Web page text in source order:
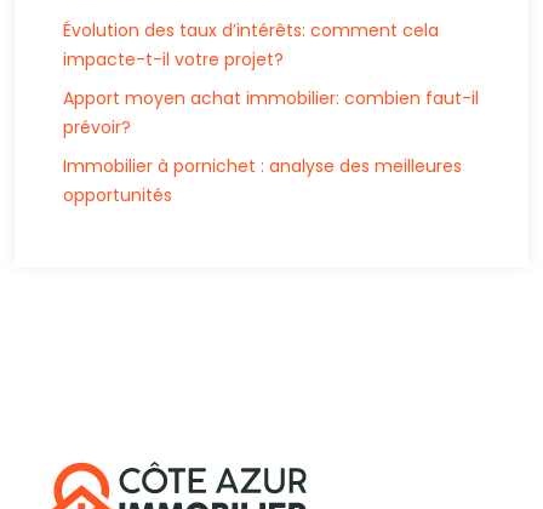
Évolution des taux d’intérêts: comment cela
impacte-t-il votre projet?
Apport moyen achat immobilier: combien faut-il
prévoir?
Immobilier à pornichet : analyse des meilleures
opportunités